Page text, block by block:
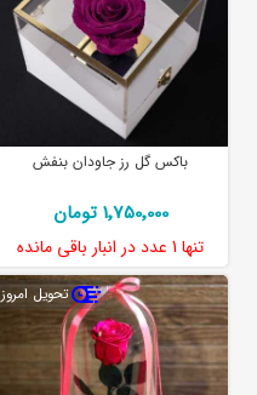
باکس گل رز جاودان بنفش
1٬750٬000 تومان
تنها 1 عدد در انبار باقی مانده
تحویل امروز